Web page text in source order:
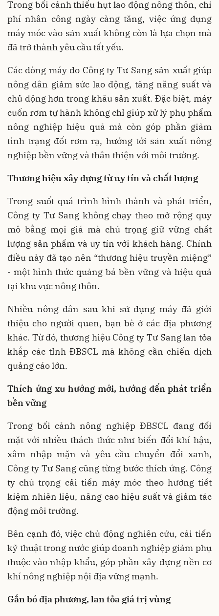
Trong bối cảnh thiếu hụt lao động nông thôn, chi
phí nhân công ngày càng tăng, việc ứng dụng
máy móc vào sản xuất không còn là lựa chọn mà
đã trở thành yêu cầu tất yếu.
Các dòng máy do Công ty Tư Sang sản xuất giúp
nông dân giảm sức lao động, tăng năng suất và
chủ động hơn trong khâu sản xuất. Đặc biệt, máy
cuốn rơm tự hành không chỉ giúp xử lý phụ phẩm
nông nghiệp hiệu quả mà còn góp phần giảm
tình trạng đốt rơm rạ, hướng tới sản xuất nông
nghiệp bền vững và thân thiện với môi trường.
Thương hiệu xây dựng từ uy tín và chất lượng
Trong suốt quá trình hình thành và phát triển,
Công ty Tư Sang không chạy theo mở rộng quy
mô bằng mọi giá mà chú trọng giữ vững chất
lượng sản phẩm và uy tín với khách hàng. Chính
điều này đã tạo nên “thương hiệu truyền miệng”
- một hình thức quảng bá bền vững và hiệu quả
tại khu vực nông thôn.
Nhiều nông dân sau khi sử dụng máy đã giới
thiệu cho người quen, bạn bè ở các địa phương
khác. Từ đó, thương hiệu Công ty Tư Sang lan tỏa
khắp các tỉnh ĐBSCL mà không cần chiến dịch
quảng cáo lớn.
Thích ứng xu hướng mới, hướng đến phát triển
bền vững
Trong bối cảnh nông nghiệp ĐBSCL đang đối
mặt với nhiều thách thức như biến đổi khí hậu,
xâm nhập mặn và yêu cầu chuyển đổi xanh,
Công ty Tư Sang cũng từng bước thích ứng. Công
ty chú trọng cải tiến máy móc theo hướng tiết
kiệm nhiên liệu, nâng cao hiệu suất và giảm tác
động môi trường.
Bên cạnh đó, việc chủ động nghiên cứu, cải tiến
kỹ thuật trong nước giúp doanh nghiệp giảm phụ
thuộc vào nhập khẩu, góp phần xây dựng nền cơ
khí nông nghiệp nội địa vững mạnh.
Gắn bó địa phương, lan tỏa giá trị vùng